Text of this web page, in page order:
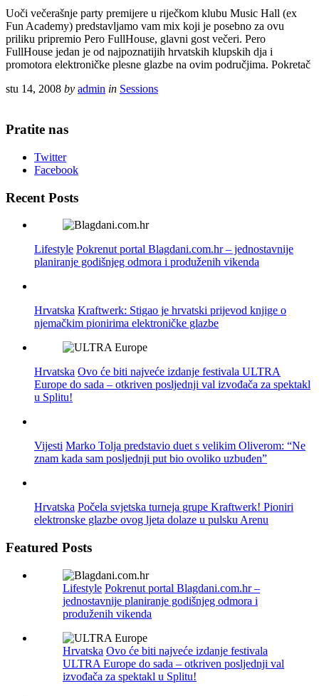
Uoči večerašnje party premijere u riječkom klubu Music Hall (ex
Fun Academy) predstavljamo vam mix koji je posebno za ovu
priliku pripremio Pero FullHouse, glavni gost večeri. Pero
FullHouse jedan je od najpoznatijih hrvatskih klupskih dja i
promotora elektroničke plesne glazbe na ovim područjima. Pokretač
stu 14, 2008 by admin in Sessions
Pratite nas
Twitter
Facebook
Recent Posts
Lifestyle Pokrenut portal Blagdani.com.hr – jednostavnije
planiranje godišnjeg odmora i produženih vikenda
Hrvatska Kraftwerk: Stigao je hrvatski prijevod knjige o
njemačkim pionirima elektroničke glazbe
Hrvatska Ovo će biti najveće izdanje festivala ULTRA
Europe do sada – otkriven posljednji val izvođača za spektakl
u Splitu!
Vijesti Marko Tolja predstavio duet s velikim Oliverom: “Ne
znam kada sam posljednji put bio ovoliko uzbuđen”
Hrvatska Počela svjetska turneja grupe Kraftwerk! Pioniri
elektronske glazbe ovog ljeta dolaze u pulsku Arenu
Featured Posts
Lifestyle Pokrenut portal Blagdani.com.hr –
jednostavnije planiranje godišnjeg odmora i
produženih vikenda
Hrvatska Ovo će biti najveće izdanje festivala
ULTRA Europe do sada – otkriven posljednji val
izvođača za spektakl u Splitu!